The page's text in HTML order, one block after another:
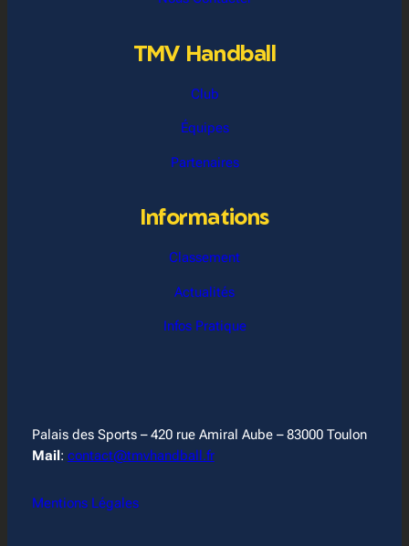
TMV Handball
Club
Équipes
Partenaires
Informations
Classement
Actualités
Infos Pratique
Palais des Sports – 420 rue Amiral Aube – 83000 Toulon
Mail : contact@tmvhandball.fr
Mentions Légales